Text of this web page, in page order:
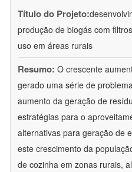
Título do Projeto:
produção de biogás com
uso em áreas rurais
Resumo: O crescente
gerado uma série de
aumento da geração de
estratégias para o
alternativas para geração de
este crescimento da
de cozinha em zonas rurais,